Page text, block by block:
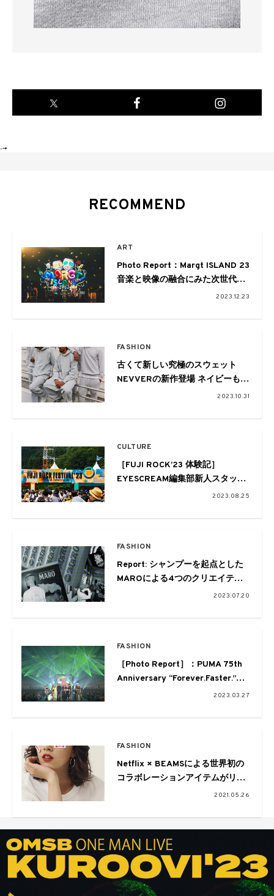
-->
RECOMMEND
ART
Photo Report：Margt ISLAND 23
音楽と映像の融合にみた次世代の
エンターティンメントのかたち
2023.12.23
FASHION
古くて新しい究極のスウェット
NEVVERの新作登場 ネイビーも追
2023.10.31
CULTURE
［FUJI ROCK’23 体験記］
EYESCREAM編集部新人スタッフ
2023.08.25
FASHION
Report: シャンプーを起点とした
MAROによる4つのクリエイティ
2023.07.20
FASHION
［Photo Report］：PUMA 75th
Anniversary “Forever.Faster.”
THE SHOW プーマによるファッシ
2023.03.27
FASHION
Netflix × BEAMSによる世界初の
コラボレーションアイテムがリリ
2021.05.26